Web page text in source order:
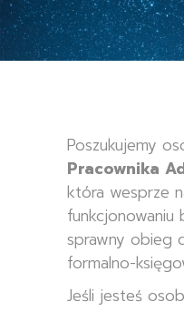
Poszukujemy
Pracownika
która wesprze
funkcjonowaniu
sprawny obieg
formalno-
Jeśli jesteś